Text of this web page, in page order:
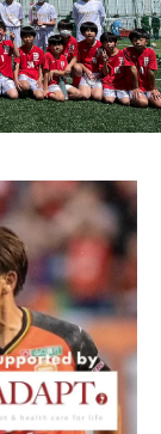
｜初心者
かる解